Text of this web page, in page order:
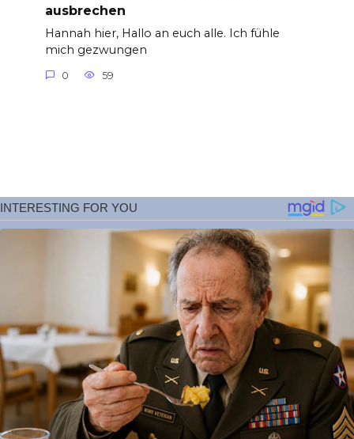
ausbrechen
Hannah hier, Hallo an euch alle. Ich fühle
mich gezwungen
0 59